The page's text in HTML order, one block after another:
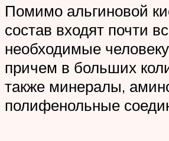
Помимо альгиновой
состав входят почти
необходимые
причем в больших
также минералы,
полифенольные